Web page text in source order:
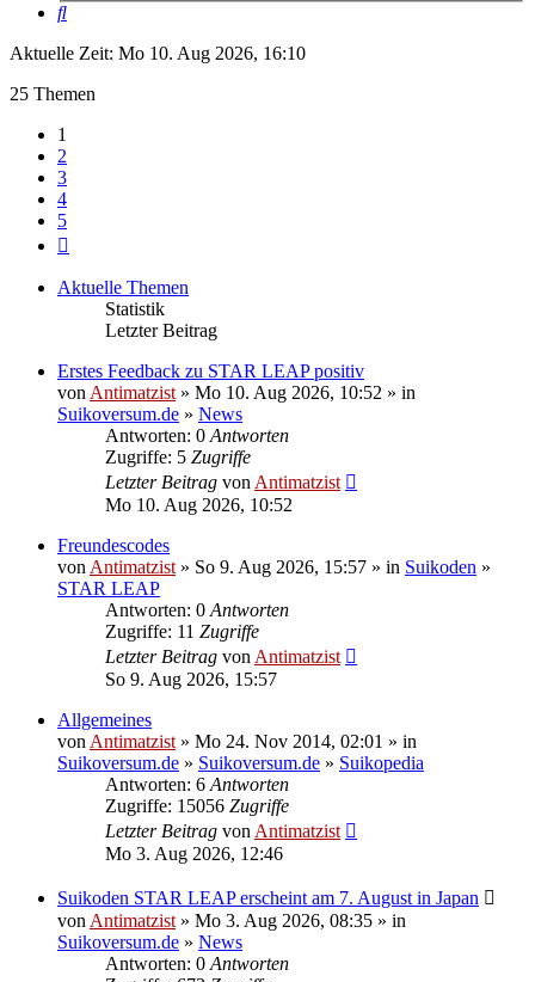
Suche
Aktuelle Zeit: Mo 10. Aug 2026, 16:10
25 Themen
1
2
3
4
5
Aktuelle Themen
Statistik
Letzter Beitrag
Erstes Feedback zu STAR LEAP positiv
vonAntimatzist» Mo 10. Aug 2026, 10:52 » in
Suikoversum.de » News
Antworten: 0Antworten
Zugriffe: 5 Zugriffe
Letzter Beitrag vonAntimatzist
Mo 10. Aug 2026, 10:52
Freundescodes
vonAntimatzist» So 9. Aug 2026, 15:57 » in Suikoden »
STAR LEAP
Antworten: 0Antworten
Zugriffe: 11 Zugriffe
Letzter Beitrag vonAntimatzist
So 9. Aug 2026, 15:57
Allgemeines
vonAntimatzist» Mo 24. Nov 2014, 02:01 » in
Suikoversum.de » Suikoversum.de » Suikopedia
Antworten: 6Antworten
Zugriffe: 15056 Zugriffe
Letzter Beitrag vonAntimatzist
Mo 3. Aug 2026, 12:46
Suikoden STAR LEAP erscheint am 7. August in Japan
vonAntimatzist» Mo 3. Aug 2026, 08:35 » in
Suikoversum.de » News
Antworten: 0Antworten